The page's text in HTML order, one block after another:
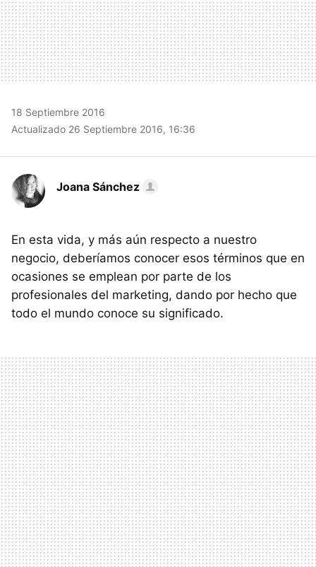
18 Septiembre 2016
Actualizado 26 Septiembre 2016, 16:36
Joana Sánchez
En esta vida, y más aún respecto a nuestro
negocio, deberíamos conocer esos términos que en
ocasiones se emplean por parte de los
profesionales del marketing, dando por hecho que
todo el mundo conoce su significado.